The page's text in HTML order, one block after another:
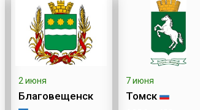
2 июня
Благовещенск
7 июня
Томск